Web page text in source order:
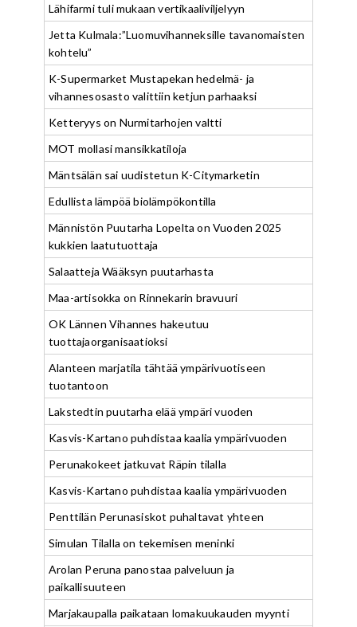
Lähifarmi tuli mukaan vertikaaliviljelyyn
Jetta Kulmala:”Luomuvihanneksille tavanomaisten
kohtelu”
K-Supermarket Mustapekan hedelmä- ja
vihannesosasto valittiin ketjun parhaaksi
Ketteryys on Nurmitarhojen valtti
MOT mollasi mansikkatiloja
Mäntsälän sai uudistetun K-Citymarketin
Edullista lämpöä biolämpökontilla
Männistön Puutarha Lopelta on Vuoden 2025
kukkien laatutuottaja
Salaatteja Wääksyn puutarhasta
Maa-artisokka on Rinnekarin bravuuri
OK Lännen Vihannes hakeutuu
tuottajaorganisaatioksi
Alanteen marjatila tähtää ympärivuotiseen
tuotantoon
Lakstedtin puutarha elää ympäri vuoden
Kasvis-Kartano puhdistaa kaalia ympärivuoden
Perunakokeet jatkuvat Räpin tilalla
Kasvis-Kartano puhdistaa kaalia ympärivuoden
Penttilän Perunasiskot puhaltavat yhteen
Simulan Tilalla on tekemisen meninki
Arolan Peruna panostaa palveluun ja
paikallisuuteen
Marjakaupalla paikataan lomakuukauden myynti